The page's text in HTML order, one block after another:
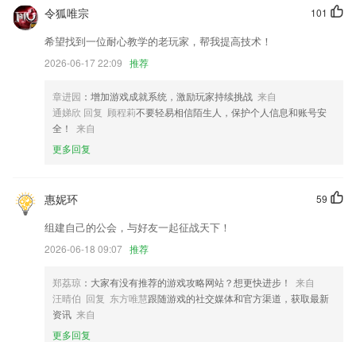
【新增】“仟客名片”支持自定义公司名称和logo
优化UI和部分操作
优化了一些你看不到的功能!
联系我们
以上就是球探网捷报的介绍，如果您喜欢这款软件，您可以到应用商店进
行打分评论，说出您的使用经历，以帮助我们更好的对产品进行优化修
101
令狐唯宗
希望找到一位耐心教学的老玩家，帮我提高技术！
2026-06-17 22:09 推荐
章进园 ：增加游戏成就系统，激励玩家持续挑战 来自
通娣欣 回复 顾程莉不要轻易相信陌生人，保护个人信息和账号安
全！
来自
更多回复
59
惠妮环
组建自己的公会，与好友一起征战天下！
2026-06-18 09:07 推荐
郑荔琼 ：大家有没有推荐的游戏攻略网站？想更快进步！
来自
汪晴伯 回复 东方唯慧跟随游戏的社交媒体和官方渠道，获取最新
资讯 来自
更多回复